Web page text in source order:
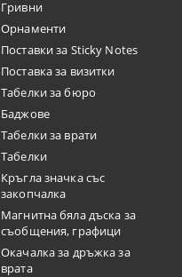
Гривни
Орнаменти
Поставки за Sticky Notes
Поставка за визитки
Tабелки за бюро
Баджове
Табелки за врати
Табелки
Кръгла значка със
закопчалка
Магнитна бяла дъска за
съобщения, графици
Окачалка за дръжка за
врата